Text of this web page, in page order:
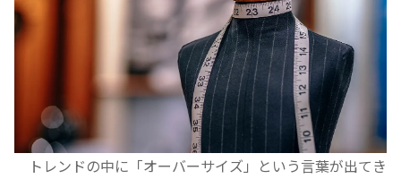
トレンドの中に「オーバーサイズ」という言葉が出てき